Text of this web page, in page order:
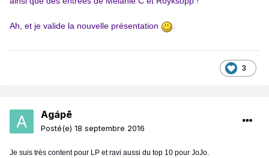
Ah, et je valide la nouvelle présentation .
3
Agápē
Posté(e) 18 septembre 2016
Je suis très content pour LP et ravi aussi du top 10 pour JoJo.